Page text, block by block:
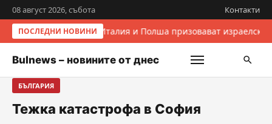
08 август 2026, събота Контакти
ПОСЛЕДНИ НОВИНИ Италия и Полша призовават
Bulnews – новините от днес
БЪЛГАРИЯ
Тежка катастрофа в София